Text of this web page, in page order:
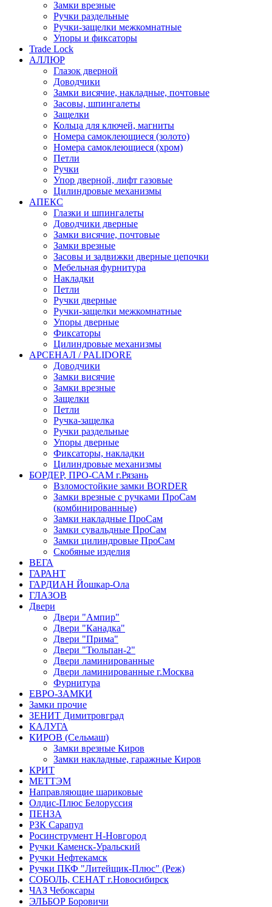
Замки врезные
Ручки раздельные
Ручки-защелки межкомнатные
Упоры и фиксаторы
Trade Lock
АЛЛЮР
Глазок дверной
Доводчики
Замки висячие, накладные, почтовые
Засовы, шпингалеты
Защелки
Кольца для ключей, магниты
Номера самоклеющиеся (золото)
Номера самоклеющиеся (хром)
Петли
Ручки
Упор дверной, лифт газовые
Цилиндровые механизмы
АПЕКС
Глазки и шпингалеты
Доводчики дверные
Замки висячие, почтовые
Замки врезные
Засовы и задвижки дверные цепочки
Мебельная фурнитура
Накладки
Петли
Ручки дверные
Ручки-защелки межкомнатные
Упоры дверные
Фиксаторы
Цилиндровые механизмы
АРСЕНАЛ / PALIDORE
Доводчики
Замки висячие
Замки врезные
Защелки
Петли
Ручка-защелка
Ручки раздельные
Упоры дверные
Фиксаторы, накладки
Цилиндровые механизмы
БОРДЕР, ПРО-САМ г.Рязань
Взломостойкие замки BORDER
Замки врезные с ручками ПроСам
(комбинированные)
Замки накладные ПроСам
Замки сувальдные ПроСам
Замки цилиндровые ПроСам
Скобяные изделия
ВЕГА
ГАРАНТ
ГАРДИАН Йошкар-Ола
ГЛАЗОВ
Двери
Двери "Ампир"
Двери "Канадка"
Двери "Прима"
Двери "Тюльпан-2"
Двери ламинированные
Двери ламинированные г.Москва
Фурнитура
ЕВРО-ЗАМКИ
Замки прочие
ЗЕНИТ Димитровград
КАЛУГА
КИРОВ (Сельмаш)
Замки врезные Киров
Замки накладные, гаражные Киров
КРИТ
МЕТТЭМ
Направляющие шариковые
Олдис-Плюс Белоруссия
ПЕНЗА
РЗК Сарапул
Росинструмент Н-Новгород
Ручки Каменск-Уральский
Ручки Нефтекамск
Ручки ПКФ "Литейщик-Плюс" (Реж)
СОБОЛЬ, СЕНАТ г.Новосибирск
ЧАЗ Чебоксары
ЭЛЬБОР Боровичи